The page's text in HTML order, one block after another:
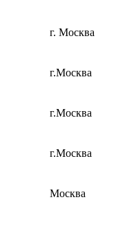
г. Москва
г.Москва
г.Москва
г.Москва
Москва